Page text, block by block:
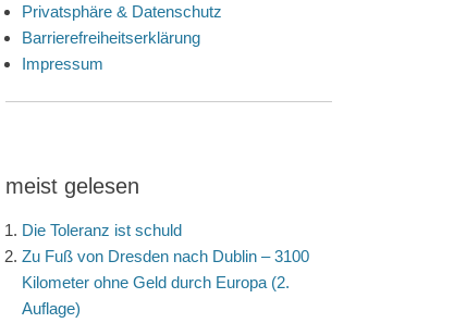
Privatsphäre & Datenschutz
Barrierefreiheitserklärung
Impressum
meist gelesen
Die Toleranz ist schuld
Zu Fuß von Dresden nach Dublin – 3100
Kilometer ohne Geld durch Europa (2.
Auflage)